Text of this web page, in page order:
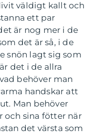
väldigt kallt och
ett par
är nog mer i de
det är så, i de
snön lagt sig som
det i de allra
behöver man
handskar att
Man behöver
och sina fötter när
det värsta som